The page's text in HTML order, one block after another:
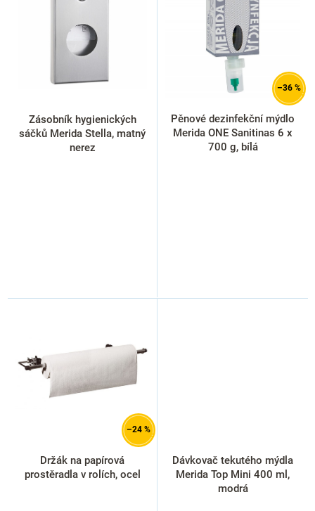
Zásobník hygienických
sáčků Merida Stella, matný
nerez
–36 %
Pěnové dezinfekční mýdlo
Merida ONE Sanitinas 6 x
700 g, bílá
–24 %
Držák na papírová
prostěradla v rolích, ocel
Dávkovač tekutého mýdla
Merida Top Mini 400 ml,
modrá